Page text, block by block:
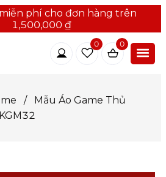
phí cho đơn hàng trên
1,500,000 ₫
0 0
/
Mẫu Áo Game Thủ